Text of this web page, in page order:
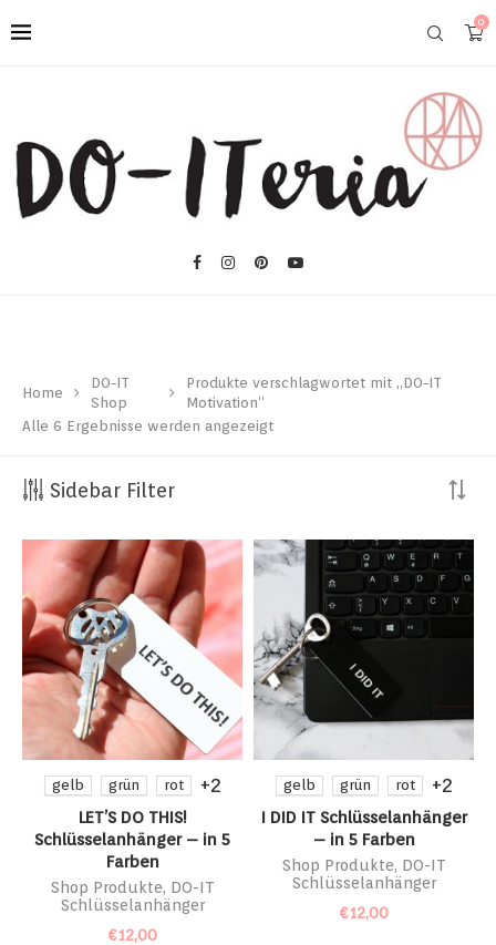
0
Home
DO-IT
Shop
Produkte verschlagwortet mit „DO-IT
Motivation“
Alle 6 Ergebnisse werden angezeigt
Sidebar Filter
gelb grün rot +2
LET’S DO THIS!
Schlüsselanhänger – in 5
Farben
Shop Produkte, DO-IT
Schlüsselanhänger
€12,00
gelb grün rot +2
I DID IT Schlüsselanhänger
– in 5 Farben
Shop Produkte, DO-IT
Schlüsselanhänger
€12,00